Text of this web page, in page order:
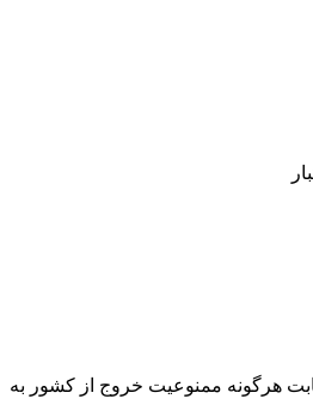
هرگونه ممنوعیت خروج از کشور به